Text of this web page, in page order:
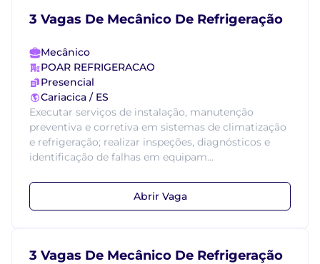
3 Vagas De Mecânico De Refrigeração
Mecânico
POAR REFRIGERACAO
Presencial
Cariacica / ES
Executar serviços de instalação, manutenção
preventiva e corretiva em sistemas de climatização
e refrigeração; realizar inspeções, diagnósticos e
identificação de falhas em equipam...
Abrir Vaga
3 Vagas De Mecânico De Refrigeração